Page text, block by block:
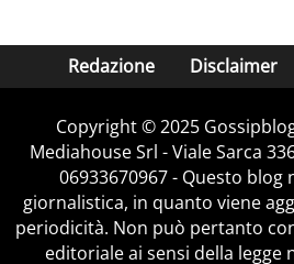
Redazione Disclaimer
Copyright © 2025
Mediahouse Srl - Viale Sarca
06933670967 - Questo blog
giornalistica, in quanto viene
periodicità. Non può pertanto
editoriale ai sensi della legge